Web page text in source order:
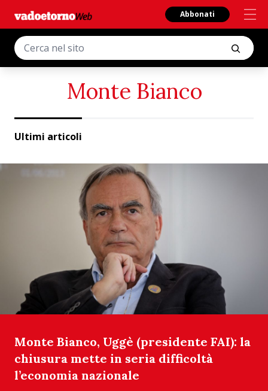
Abbonati
Monte Bianco
Ultimi articoli
Monte Bianco, Uggè (presidente FAI): la
chiusura mette in seria difficoltà
l’economia nazionale